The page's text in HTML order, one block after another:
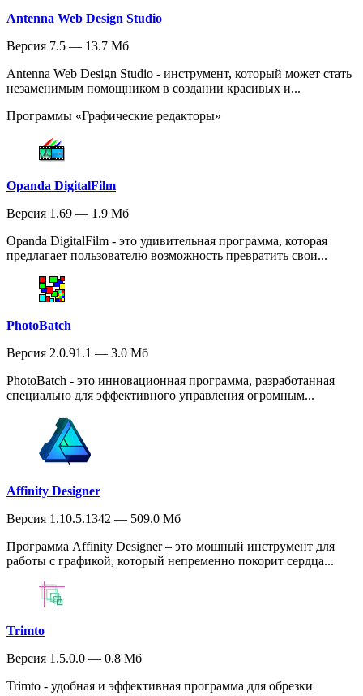
Antenna Web Design Studio
Версия 7.5 — 13.7 Мб
Antenna Web Design Studio - инструмент, который может стать
незаменимым помощником в создании красивых и...
Программы «Графические редакторы»
Opanda DigitalFilm
Версия 1.69 — 1.9 Мб
Opanda DigitalFilm - это удивительная программа, которая
предлагает пользователю возможность превратить свои...
PhotoBatch
Версия 2.0.91.1 — 3.0 Мб
PhotoBatch - это инновационная программа, разработанная
специально для эффективного управления огромным...
Affinity Designer
Версия 1.10.5.1342 — 509.0 Мб
Программа Affinity Designer – это мощный инструмент для
работы с графикой, который непременно покорит сердца...
Trimto
Версия 1.5.0.0 — 0.8 Мб
Trimto - удобная и эффективная программа для обрезки